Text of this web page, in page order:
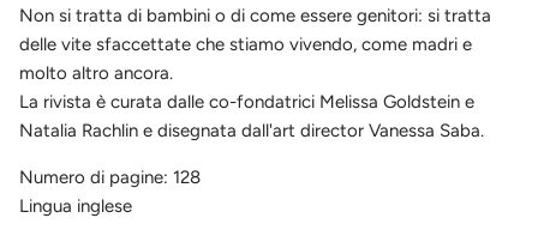
Non si tratta di bambini o di come essere genitori: si tratta
delle vite sfaccettate che stiamo vivendo, come madri e
molto altro ancora.
La rivista è curata dalle co-fondatrici Melissa Goldstein e
Natalia Rachlin e disegnata dall'art director Vanessa Saba.
Numero di pagine: 128
Lingua inglese